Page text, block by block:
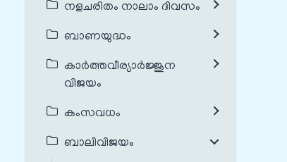
നളചരിതം നാലാം ദിവസം
ബാണയുദ്ധം
കാർത്തവീര്യാർജ്ജുന
വിജയം
കംസവധം
ബാലിവിജയം